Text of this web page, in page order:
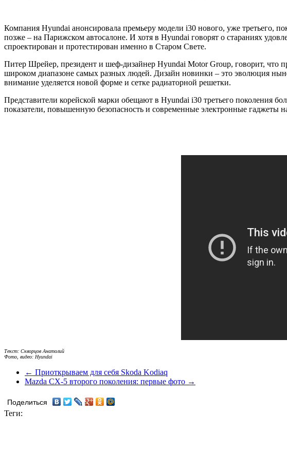
Компания Hyundai анонсировала премьеру модели i30 нового, уже третьего,
позже – на Парижском автосалоне. И хотя в Hyundai говорят о стараниях
спроектирован и протестирован именно в Старом Свете.
Питер Шрейер, президент и шеф-дизайнер Hyundai Motor Group, говорит, что
широком диапазоне самых разных людей. Дизайн новинки – это эволюция
внимание уделяется новой форме и сетке радиаторной решетки.
Представители корейской марки обещают в Hyundai i30 третьего поколения
показатели, повышенную безопасность и современные электронные гаджеты
Текст: Скворцов Анатолий
Фото, видео: Hyundai
← Приоткрываем для себя Skoda Kodiaq
Mazda CX-5 второго поколения: первые фото →
Поделиться
Теги: